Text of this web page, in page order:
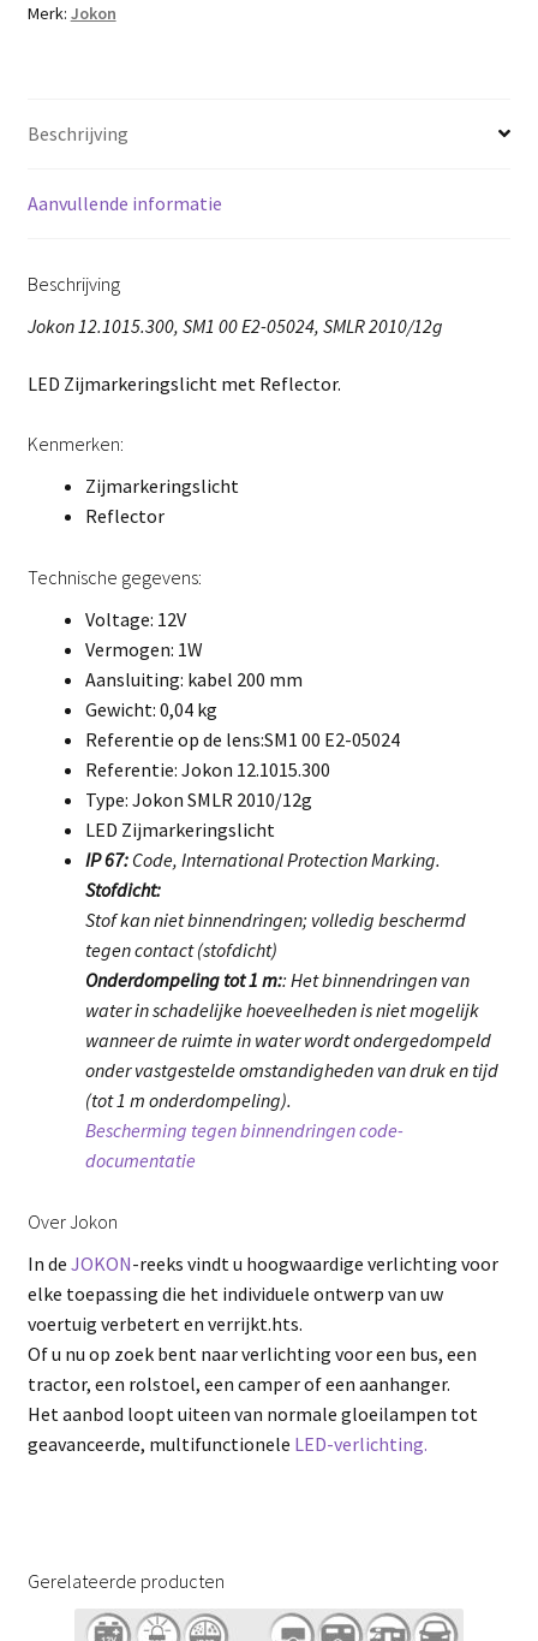
Merk: Jokon
Beschrijving
Aanvullende informatie
Beschrijving
Jokon 12.1015.300, SM1 00 E2-05024, SMLR 2010/12g
LED Zijmarkeringslicht met Reflector.
Kenmerken:
Zijmarkeringslicht
Reflector
Technische gegevens:
Voltage: 12V
Vermogen: 1W
Aansluiting: kabel 200 mm
Gewicht: 0,04 kg
Referentie op de lens:SM1 00 E2-05024
Referentie: Jokon 12.1015.300
Type: Jokon SMLR 2010/12g
LED Zijmarkeringslicht
IP 67:Code, International Protection Marking.
Stofdicht:
Stof kan niet binnendringen; volledig beschermd
tegen contact (stofdicht)
Onderdompeling tot 1 m:: Het binnendringen van
water in schadelijke hoeveelheden is niet mogelijk
wanneer de ruimte in water wordt ondergedompeld
onder vastgestelde omstandigheden van druk en tijd
(tot 1 m onderdompeling).
Bescherming tegen binnendringen code-
documentatie
Over Jokon
In de JOKON-reeks vindt u hoogwaardige verlichting voor
elke toepassing die het individuele ontwerp van uw
voertuig verbetert en verrijkt.hts.
Of u nu op zoek bent naar verlichting voor een bus, een
tractor, een rolstoel, een camper of een aanhanger.
Het aanbod loopt uiteen van normale gloeilampen tot
geavanceerde, multifunctionele LED-verlichting.
Gerelateerde producten